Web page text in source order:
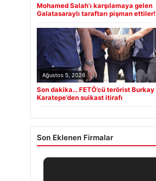
Mohamed Salah’ı karşılamaya gelen
Galatasaraylı taraftarı pişman ettiler!
Ağustos 5, 2026
Son dakika… FETÖ’cü terörist Burkay
Karatepe’den suikast itirafı
Son Eklenen Firmalar